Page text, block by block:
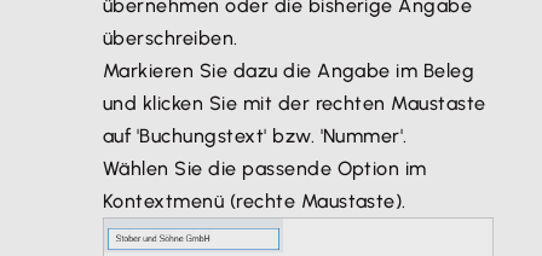
übernehmen oder die bisherige Angabe
überschreiben.
Markieren Sie dazu die Angabe im Beleg
und klicken Sie mit der rechten Maustaste
auf 'Buchungstext' bzw. 'Nummer'.
Wählen Sie die passende Option im
Kontextmenü (rechte Maustaste).